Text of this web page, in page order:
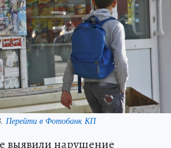
Перейти в Фотобанк КП
выявили нарушение